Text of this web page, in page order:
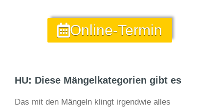
Online-Termin
HU: Diese Mängelkategorien gibt es
Das mit den Mängeln klingt irgendwie alles